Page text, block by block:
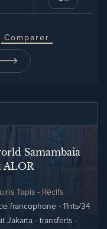
Comparer
Samambaia
ALOR
Tapis - Récifs
francophone - 11nts/34
Jakarta - transferts -